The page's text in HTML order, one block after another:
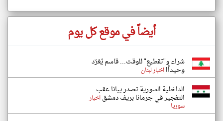
أيضاً في موقع كل يوم
شراء و"تقطيع" للوقت... قاسم يُغرّد
وحيداً!اخبار لبنان
الداخلية السورية تصدر بيانا عقب
التفجير في جرمانا بريف دمشقاخبار
سوريا